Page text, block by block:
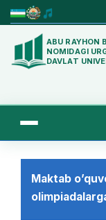
ABU RAYHON
NOMIDAGI
DAVLAT
Maktab